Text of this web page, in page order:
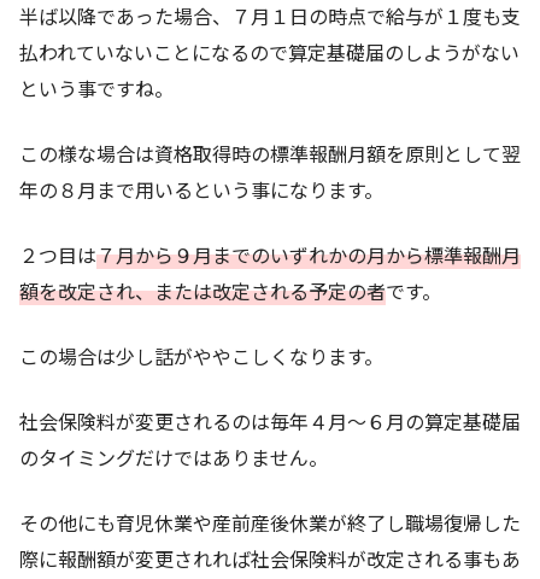
半ば以降であった場合、７月１日の時点で給与が１度も支
払われていないことになるので算定基礎届のしようがない
という事ですね。
この様な場合は資格取得時の標準報酬月額を原則として翌
年の８月まで用いるという事になります。
２つ目は７月から９月までのいずれかの月から標準報酬月
額を改定され、または改定される予定の者です。
この場合は少し話がややこしくなります。
社会保険料が変更されるのは毎年４月～６月の算定基礎届
のタイミングだけではありません。
その他にも育児休業や産前産後休業が終了し職場復帰した
際に報酬額が変更されれば社会保険料が改定される事もあ